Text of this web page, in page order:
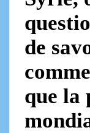
de
que la